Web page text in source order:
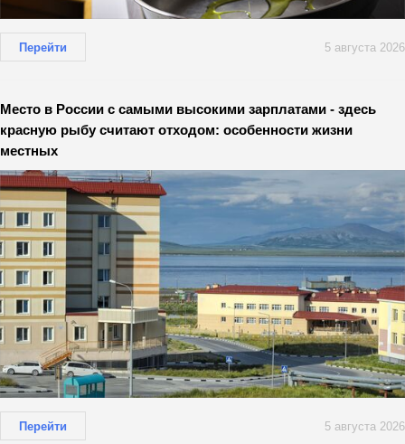
Перейти 5 августа 2026
Место в России с самыми высокими зарплатами - здесь
красную рыбу считают отходом: особенности жизни
местных
Перейти 5 августа 2026